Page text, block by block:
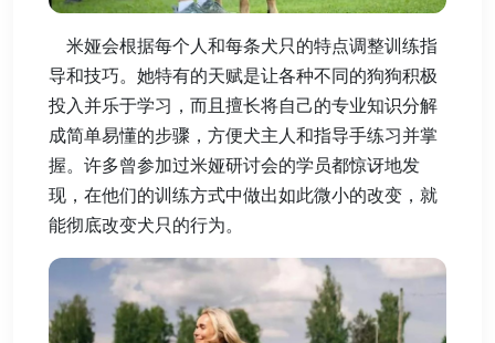
米娅会根据每个人和每条犬只的特点调整训练指
导和技巧。她特有的天赋是让各种不同的狗狗积极
投入并乐于学习，而且擅长将自己的专业知识分解
成简单易懂的步骤，方便犬主人和指导手练习并掌
握。许多曾参加过米娅研讨会的学员都惊讶地发
现，在他们的训练方式中做出如此微小的改变，就
能彻底改变犬只的行为。